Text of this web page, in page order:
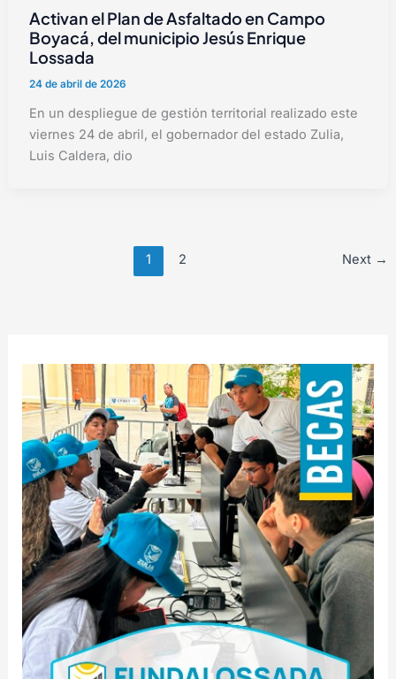
Activan el Plan de Asfaltado en Campo
Boyacá, del municipio Jesús Enrique
Lossada
24 de abril de 2026
En un despliegue de gestión territorial realizado este
viernes 24 de abril, el gobernador del estado Zulia,
Luis Caldera, dio
1 2 Next →